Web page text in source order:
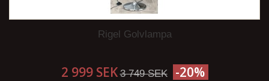
Rigel Golvlampa
2 999 SEK 3 749 SEK -20%